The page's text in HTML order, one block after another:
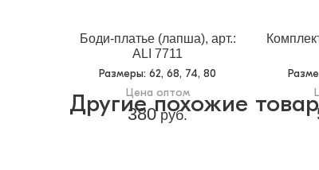
Боди-платье (лапша), арт.:
ALI 7711
Размеры: 62, 68, 74, 80
Цена оптом
380руб.
Другие похожие